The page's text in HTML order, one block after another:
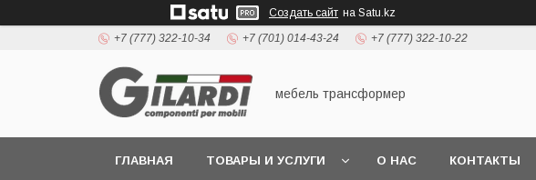
Создать сайт на Satu.kz
+7 (777) 322-10-34 +7 (701) 014-43-24 +7 (777) 322-10-22
мебель трансформер
ГЛАВНАЯ ТОВАРЫ И УСЛУГИ О НАС КОНТАКТЫ